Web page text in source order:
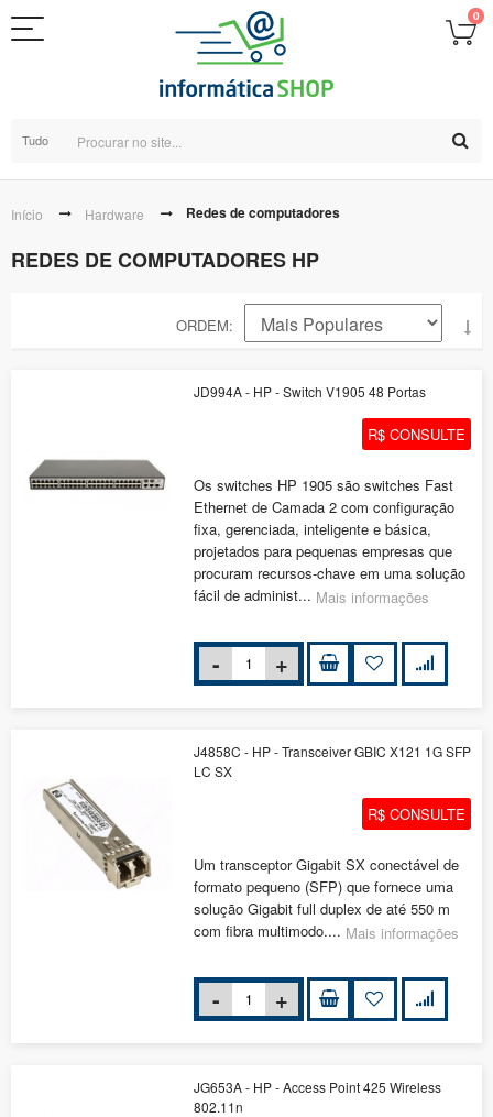
0
Tudo
Início Hardware Redes de computadores
REDES DE COMPUTADORES HP
ORDEM
JD994A - HP - Switch V1905 48 Portas
R$ CONSULTE
Os switches HP 1905 são switches Fast
Ethernet de Camada 2 com configuração
fixa, gerenciada, inteligente e básica,
projetados para pequenas empresas que
procuram recursos-chave em uma solução
fácil de administ... Mais informações
J4858C - HP - Transceiver GBIC X121 1G SFP
LC SX
R$ CONSULTE
Um transceptor Gigabit SX conectável de
formato pequeno (SFP) que fornece uma
solução Gigabit full duplex de até 550 m
com fibra multimodo.... Mais informações
JG653A - HP - Access Point 425 Wireless
802.11n